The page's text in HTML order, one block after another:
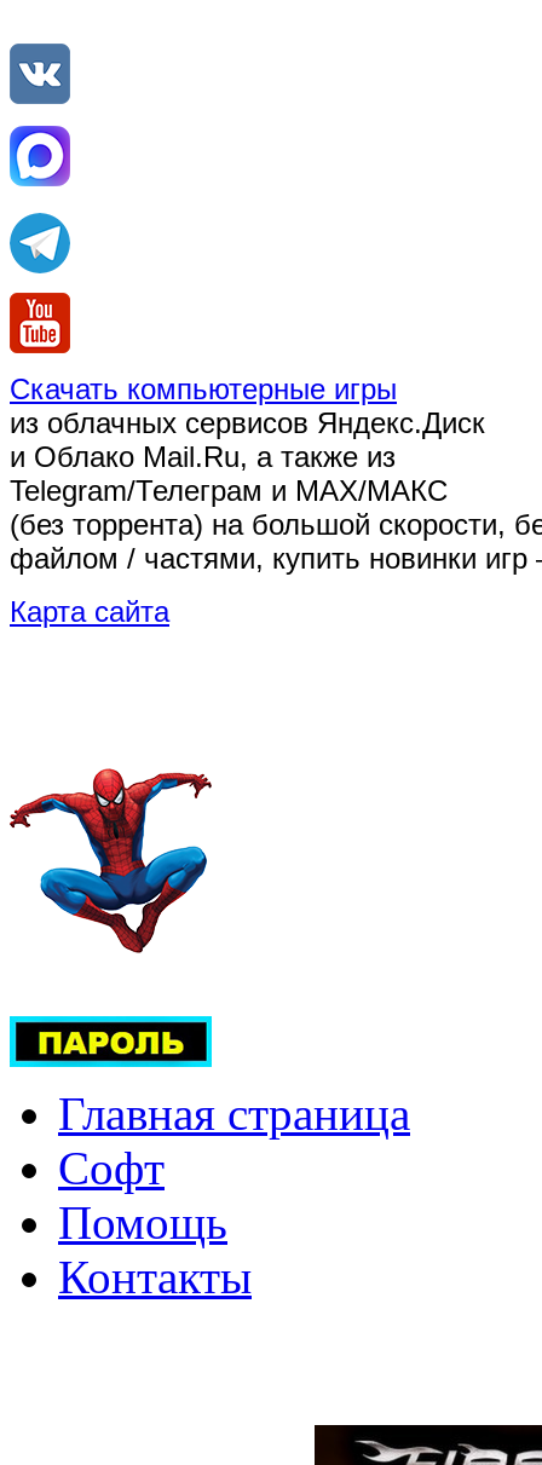
Скачать компьютерные игры
из облачных сервисов Яндекс.Диск
и Облако Mail.Ru, а также из
Telegram/Телеграм и MAX/МАКС
(без торрента) на большой скорости,
файлом / частями, купить новинки
Карта сайта
Главная страница
Софт
Помощь
Контакты